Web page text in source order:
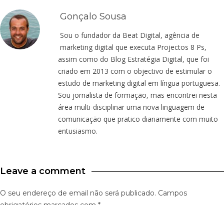
Gonçalo Sousa
Sou o fundador da Beat Digital, agência de
marketing digital que executa Projectos 8 Ps,
assim como do Blog Estratégia Digital, que foi
criado em 2013 com o objectivo de estimular o
estudo de marketing digital em língua portuguesa.
Sou jornalista de formação, mas encontrei nesta
área multi-disciplinar uma nova linguagem de
comunicação que pratico diariamente com muito
entusiasmo.
Leave a comment
O seu endereço de email não será publicado. Campos